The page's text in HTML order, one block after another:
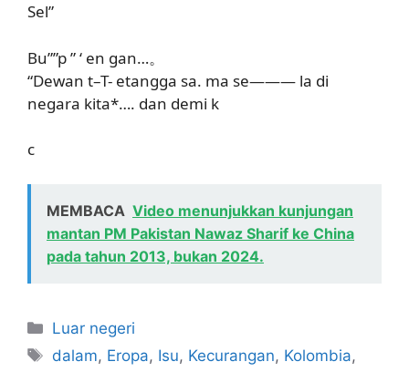
Sel”
Bu””p ” ‘ en gan…。
“Dewan t–T- etangga sa. ma se——— la di
negara kita*…. dan demi k
c
MEMBACA Video menunjukkan kunjungan
mantan PM Pakistan Nawaz Sharif ke China
pada tahun 2013, bukan 2024.
Kategori
Luar negeri
Tag
dalam, Eropa, Isu, Kecurangan, Kolombia,